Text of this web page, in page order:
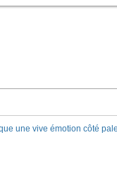
une vive émotion côté